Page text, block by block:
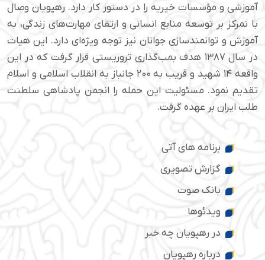
آموزشی و مؤسسات خیریه را در دستور کار دارد. رهپویان وصال
با تمرکز بر توسعه منابع انسانی و ارتقای مهارت‌های زندگی، به
آموزش و توانمندسازی جوانان نیز توجه ویژه‌ای دارد. این هیات
در سال ۱۳۸۷ هدف بمب‌گذاری تروریستی قرار گرفت که در این
واقعه ۱۴ شهید و قریب به ۲۰۰ جانباز به انقلاب اسلامی و اسلام
تقدیم نمود. مسئولیت این حمله را انجمن پادشاهی سلطنت
طلب ایران بر عهده گرفت.
برنامه های آتی
گزارش تصویری
بانک صوت
ویدئوها
در رهپویان چه خبر
درباره رهپویان